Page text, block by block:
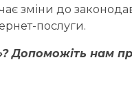
зміни до
послуги.
Допоможіть нам